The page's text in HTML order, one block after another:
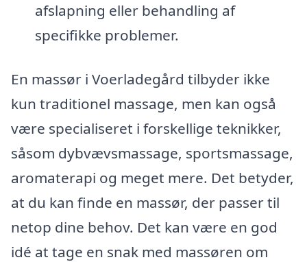
afslapning eller behandling af
specifikke problemer.
En massør i Voerladegård tilbyder ikke
kun traditionel massage, men kan også
være specialiseret i forskellige teknikker,
såsom dybvævsmassage, sportsmassage,
aromaterapi og meget mere. Det betyder,
at du kan finde en massør, der passer til
netop dine behov. Det kan være en god
idé at tage en snak med massøren om